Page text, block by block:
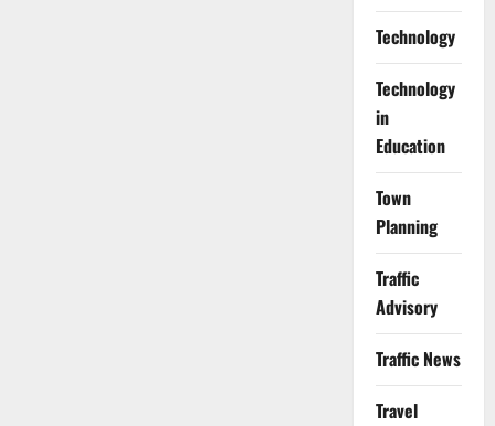
Technology
Technology
in
Education
Town
Planning
Traffic
Advisory
Traffic News
Travel